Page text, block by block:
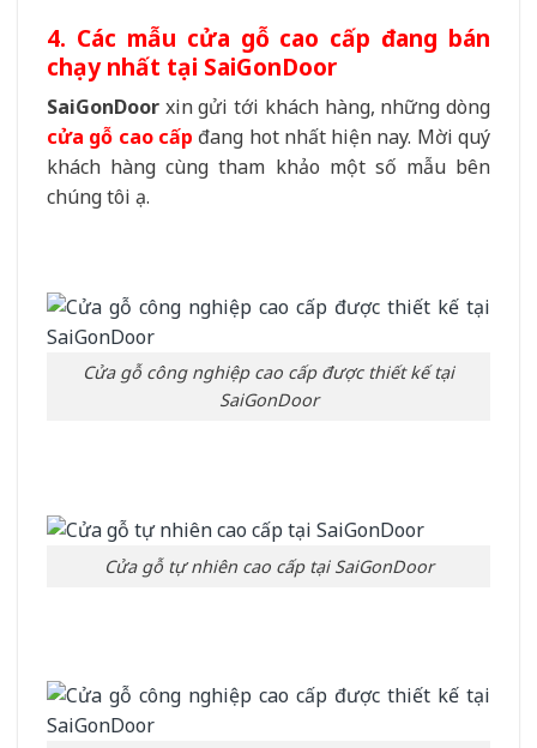
4. Các mẫu cửa gỗ cao cấp đang bán
chạy nhất tại SaiGonDoor
SaiGonDoor xin gửi tới khách hàng, những dòng
cửa gỗ cao cấp đang hot nhất hiện nay. Mời quý
khách hàng cùng tham khảo một số mẫu bên
chúng tôi ạ.
Cửa gỗ công nghiệp cao cấp được thiết kế tại
SaiGonDoor
Cửa gỗ tự nhiên cao cấp tại SaiGonDoor